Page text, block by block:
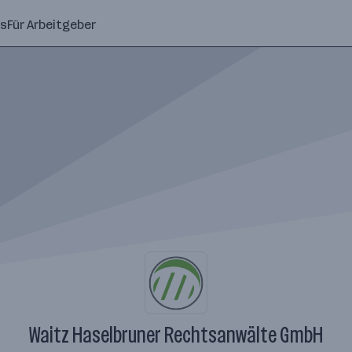
Für Arbeitgeber
Waitz Haselbruner Rechtsanwälte GmbH